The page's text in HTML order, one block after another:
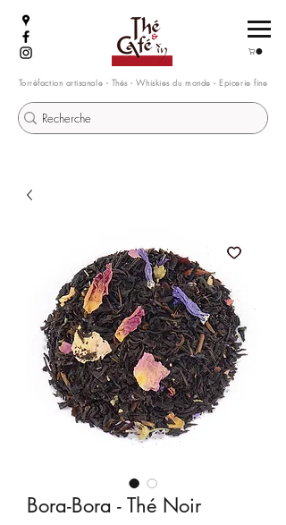
Torréfaction artisanale - Thés - Whiskies du monde - Epicerie fine
Bora-Bora - Thé Noir